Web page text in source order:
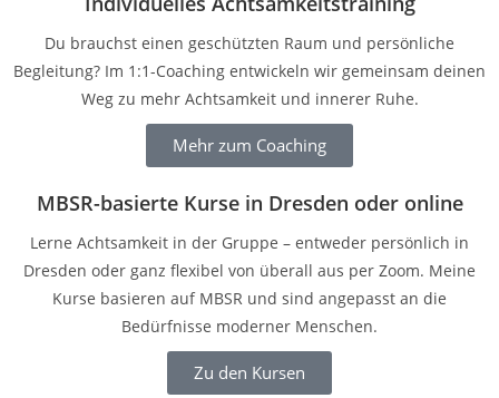
Du brauchst einen geschützten Raum und persönliche
Begleitung? Im 1:1-Coaching entwickeln wir gemeinsam deinen
Weg zu mehr Achtsamkeit und innerer Ruhe.
Mehr zum Coaching
MBSR-basierte Kurse in Dresden oder online
Lerne Achtsamkeit in der Gruppe – entweder persönlich in
Dresden oder ganz flexibel von überall aus per Zoom. Meine
Kurse basieren auf MBSR und sind angepasst an die
Bedürfnisse moderner Menschen.
Zu den Kursen